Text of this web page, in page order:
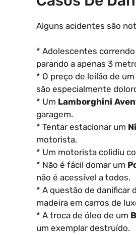
Alguns acidentes são
* Adolescentes
parando a apenas 3
* O preço de leilão de um
são especialmente
* Um Lamborghini
garagem.
* Tentar estacionar um
motorista.
* Um motorista colidiu
* Não é fácil domar um
não é acessível a todos.
* A questão de danificar
madeira em carros de
* A troca de óleo de um
um exemplar destruído.